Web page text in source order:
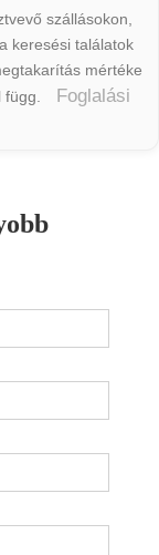
szállásokon,
keresési találatok
mértéke
Foglalási